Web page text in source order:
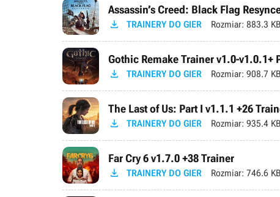
Assassin’s Creed: Black Flag
 TRAINERY DO GIER Rozmiar: 883.3 KB
Gothic Remake Trainer v1.0-v1.0.1+
 TRAINERY DO GIER Rozmiar: 908.7 KB
The Last of Us: Part I v1.1.1 +26
 TRAINERY DO GIER Rozmiar: 935.4 KB
Far Cry 6 v1.7.0 +38 Trainer
 TRAINERY DO GIER Rozmiar: 746.6 KB